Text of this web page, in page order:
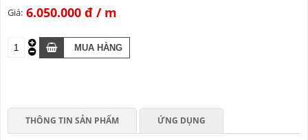
Giá: 6.050.000 đ
THÔNG TIN SẢN PHẨM ỨNG DỤNG